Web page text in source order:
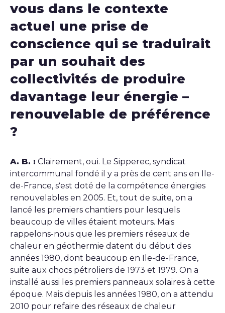
vous dans le contexte
actuel une prise de
conscience qui se traduirait
par un souhait des
collectivités de produire
davantage leur énergie –
renouvelable de préférence
?
A. B. : Clairement, oui. Le Sipperec, syndicat
intercommunal fondé il y a près de cent ans en Ile-
de-France, s’est doté de la compétence énergies
renouvelables en 2005. Et, tout de suite, on a
lancé les premiers chantiers pour lesquels
beaucoup de villes étaient moteurs. Mais
rappelons-nous que les premiers réseaux de
chaleur en géothermie datent du début des
années 1980, dont beaucoup en Ile-de-France,
suite aux chocs pétroliers de 1973 et 1979. On a
installé aussi les premiers panneaux solaires à cette
époque. Mais depuis les années 1980, on a attendu
2010 pour refaire des réseaux de chaleur